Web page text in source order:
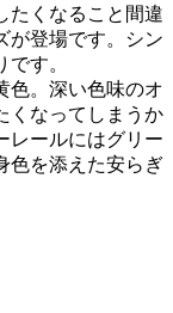
たくなること間違
が登場です。シン
す。
色。深い色味のオ
くなってしまうか
レールにはグリー
色を添えた安らぎ